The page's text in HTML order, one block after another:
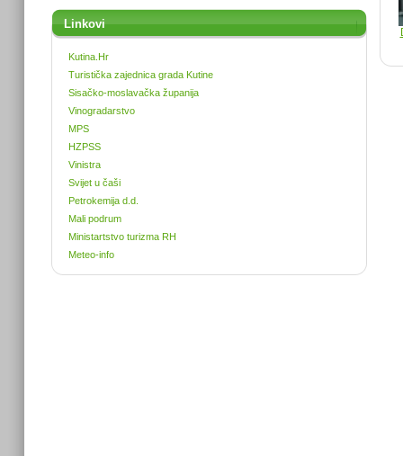
Linkovi
Kutina.Hr
Turistička zajednica grada Kutine
Sisačko-moslavačka županija
Vinogradarstvo
MPS
HZPSS
Vinistra
Svijet u čaši
Petrokemija d.d.
Mali podrum
Ministartstvo turizma RH
Meteo-info